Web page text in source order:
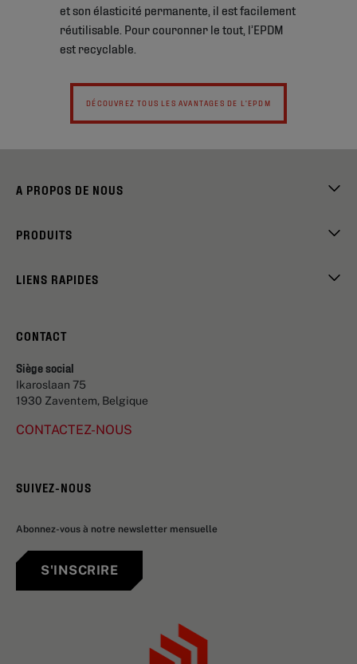
et son élasticité permanente, il est facilement
réutilisable. Pour couronner le tout, l’EPDM
est recyclable.
DÉCOUVREZ TOUS LES AVANTAGES DE L'EPDM
A PROPOS DE NOUS
PRODUITS
LIENS RAPIDES
CONTACT
Siège social
Ikaroslaan 75
1930 Zaventem, Belgique
CONTACTEZ-NOUS
SUIVEZ-NOUS
Abonnez-vous à notre newsletter mensuelle
S'INSCRIRE